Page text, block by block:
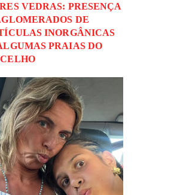
VEDRAS: PRESENÇA
DE
INORGÂNICAS
PRAIAS DO